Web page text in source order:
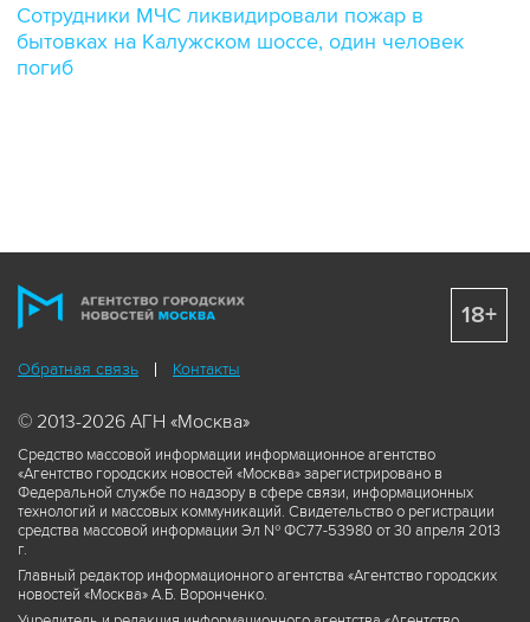
Сотрудники МЧС ликвидировали пожар в
бытовках на Калужском шоссе, один человек
погиб
Обратная связь Контакты
© 2013-2026 АГН «Москва»
Средство массовой информации информационное агентство
«Агентство городских новостей «Москва» зарегистрировано в
Федеральной службе по надзору в сфере связи, информационных
технологий и массовых коммуникаций. Свидетельство о регистрации
средства массовой информации Эл № ФС77-53980 от 30 апреля 2013
г.
Главный редактор информационного агентства «Агентство городских
новостей «Москва» А.Б. Воронченко.
18+